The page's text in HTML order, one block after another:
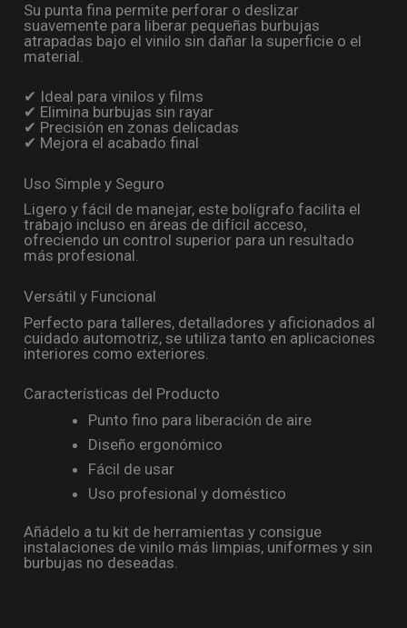
Su punta fina permite perforar o deslizar
suavemente para liberar pequeñas burbujas
atrapadas bajo el vinilo sin dañar la superficie o el
material.
✔ Ideal para vinilos y films
✔ Elimina burbujas sin rayar
✔ Precisión en zonas delicadas
✔ Mejora el acabado final
Uso Simple y Seguro
Ligero y fácil de manejar, este bolígrafo facilita el
trabajo incluso en áreas de difícil acceso,
ofreciendo un control superior para un resultado
más profesional.
Versátil y Funcional
Perfecto para talleres, detalladores y aficionados al
cuidado automotriz, se utiliza tanto en aplicaciones
interiores como exteriores.
Características del Producto
Punto fino para liberación de aire
Diseño ergonómico
Fácil de usar
Uso profesional y doméstico
Añádelo a tu kit de herramientas y consigue
instalaciones de vinilo más limpias, uniformes y sin
burbujas no deseadas.